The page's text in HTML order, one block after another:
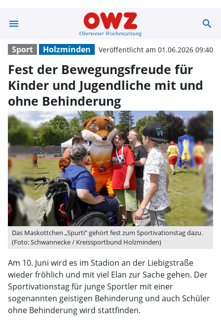
menu Fest der search
Sport Holzminden Veröffentlicht am 01.06.2026 09:40
Fest der Bewegungsfreude für
Kinder und Jugendliche mit und
ohne Behinderung
Das Maskottchen „Spurti” gehört fest zum Sportivationstag dazu.
(Foto: Schwannecke / Kreissportbund Holzminden)
Am 10. Juni wird es im Stadion an der Liebigstraße
wieder fröhlich und mit viel Elan zur Sache gehen. Der
Sportivationstag für junge Sportler mit einer
sogenannten geistigen Behinderung und auch Schüler
ohne Behinderung wird stattfinden.